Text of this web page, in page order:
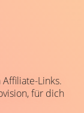
Links.
für dich